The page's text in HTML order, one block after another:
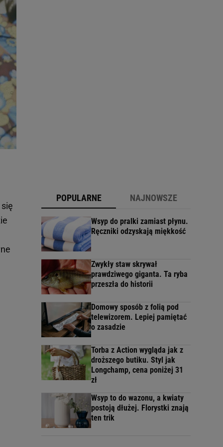
POPULARNE NAJNOWSZE
Wsyp do pralki zamiast płynu.
Ręczniki odzyskają miękkość
Zwykły staw skrywał
prawdziwego giganta. Ta ryba
przeszła do historii
Domowy sposób z folią pod
telewizorem. Lepiej pamiętać
o zasadzie
Torba z Action wygląda jak z
droższego butiku. Styl jak
Longchamp, cena poniżej 31
zł
Wsyp to do wazonu, a kwiaty
postoją dłużej. Florystki znają
ten trik